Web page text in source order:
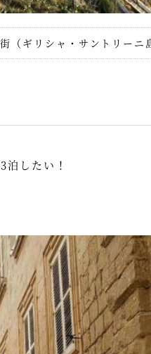
（ギリシャ・サントリーニ
したい！